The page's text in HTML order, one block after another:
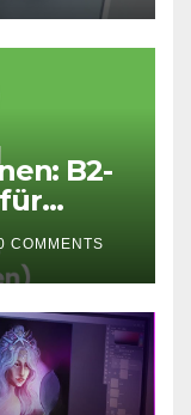
B2-
COMMENTS